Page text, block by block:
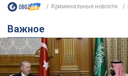
Криминальные новости
Важное